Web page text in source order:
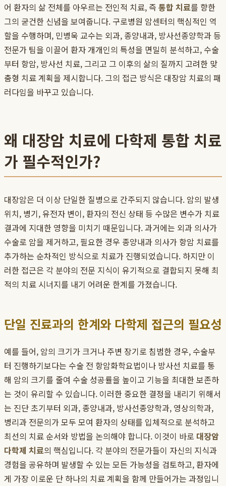
어 환자의 삶 전체를 아우르는 전인적 치료, 즉 통합 치료를 향한
그의 굳건한 신념을 보여줍니다. 구로병원 암센터의 핵심적인 역
할을 수행하며, 민병욱 교수는 외과, 종양내과, 방사선종양학과 등
전문가 팀을 이끌어 환자 개개인의 특성을 면밀히 분석하고, 수술
부터 항암, 방사선 치료, 그리고 그 이후의 삶의 질까지 고려한 맞
춤형 치료 계획을 제시합니다. 그의 접근 방식은 대장암 치료의 패
러다임을 바꾸고 있습니다.
왜 대장암 치료에 다학제 통합 치료
가 필수적인가?
대장암은 더 이상 단일한 질병으로 간주되지 않습니다. 암의 발생
위치, 병기, 유전자 변이, 환자의 전신 상태 등 수많은 변수가 치료
결과에 지대한 영향을 미치기 때문입니다. 과거에는 외과 의사가
수술로 암을 제거하고, 필요한 경우 종양내과 의사가 항암 치료를
추가하는 순차적인 방식으로 치료가 진행되었습니다. 하지만 이
러한 접근은 각 분야의 전문 지식이 유기적으로 결합되지 못해 최
적의 치료 시너지를 내기 어려운 한계를 가졌습니다.
단일 진료과의 한계와 다학제 접근의 필요성
예를 들어, 암의 크기가 크거나 주변 장기로 침범한 경우, 수술부
터 진행하기보다는 수술 전 항암화학요법이나 방사선 치료를 통
해 암의 크기를 줄여 수술 성공률을 높이고 기능을 최대한 보존하
는 것이 유리할 수 있습니다. 이러한 중요한 결정을 내리기 위해서
는 진단 초기부터 외과, 종양내과, 방사선종양학과, 영상의학과,
병리과 전문의가 모두 모여 환자의 상태를 입체적으로 분석하고
최선의 치료 순서와 방법을 논의해야 합니다. 이것이 바로 대장암
다학제 치료의 핵심입니다. 각 분야의 전문가들이 자신의 지식과
경험을 공유하며 발생할 수 있는 모든 가능성을 검토하고, 환자에
게 가장 이로운 단 하나의 치료 계획을 함께 만들어가는 과정입니